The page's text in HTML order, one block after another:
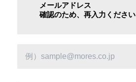
メールアドレス
確認のため、再入力ください